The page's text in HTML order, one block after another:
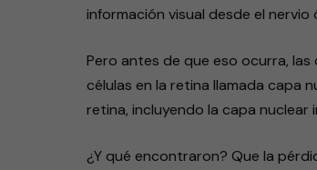
información visual desde el
Pero antes de que eso ocurra,
células en la retina llamada capa
retina, incluyendo la capa nuclear
¿Y qué encontraron? Que la